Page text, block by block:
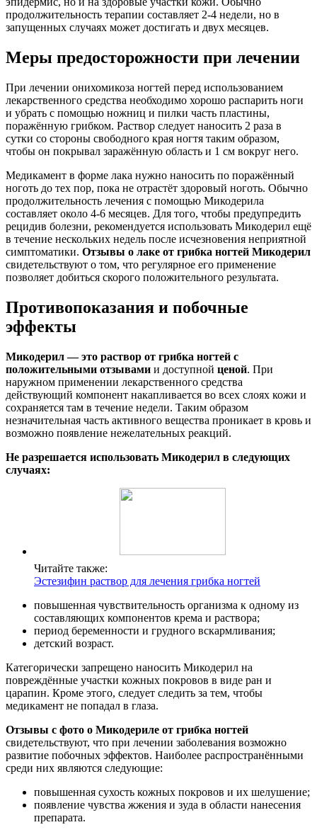
продолжительность терапии составляет 2-4 недели, но в
запущенных случаях может достигать и двух месяцев.
Меры предосторожности при лечении
При лечении онихомикоза ногтей перед использованием
лекарственного средства необходимо хорошо распарить ноги
и убрать с помощью ножниц и пилки часть пластины,
поражённую грибком. Раствор следует наносить 2 раза в
сутки со стороны свободного края ногтя таким образом,
чтобы он покрывал заражённую область и 1 см вокруг него.
Медикамент в форме лака нужно наносить по поражённый
ноготь до тех пор, пока не отрастёт здоровый ноготь. Обычно
продолжительность лечения с помощью Микодерила
составляет около 4-6 месяцев. Для того, чтобы предупредить
рецидив болезни, рекомендуется использовать Микодерил ещё
в течение нескольких недель после исчезновения неприятной
симптоматики. Отзывы о лаке от грибка ногтей Микодерил
свидетельствуют о том, что регулярное его применение
позволяет добиться скорого положительного результата.
Противопоказания и побочные
эффекты
Микодерил — это раствор от грибка ногтей с
положительными отзывами и доступной ценой. При
наружном применении лекарственного средства
действующий компонент накапливается во всех слоях кожи и
сохраняется там в течение недели. Таким образом
незначительная часть активного вещества проникает в кровь и
возможно появление нежелательных реакций.
Не разрешается использовать Микодерил в следующих
случаях:
Читайте также:
Эстезифин раствор для лечения грибка ногтей
повышенная чувствительность организма к одному из
составляющих компонентов крема и раствора;
период беременности и грудного вскармливания;
детский возраст.
Категорически запрещено наносить Микодерил на
повреждённые участки кожных покровов в виде ран и
царапин. Кроме этого, следует следить за тем, чтобы
медикамент не попадал в глаза.
Отзывы с фото о Микодериле от грибка ногтей
свидетельствуют, что при лечении заболевания возможно
развитие побочных эффектов. Наиболее распространёнными
среди них являются следующие:
повышенная сухость кожных покровов и их шелушение;
появление чувства жжения и зуда в области нанесения
препарата.